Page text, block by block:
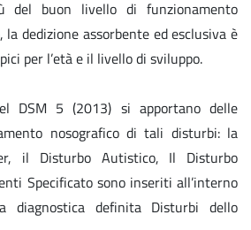
buon livello di funzionamento
dedizione assorbente ed esclusiva è
per l’età e il livello di sviluppo.
DSM 5 (2013) si apportano delle
nosografico di tali disturbi: la
il Disturbo Autistico, Il Disturbo
Specificato sono inseriti all’interno
diagnostica definita Disturbi dello